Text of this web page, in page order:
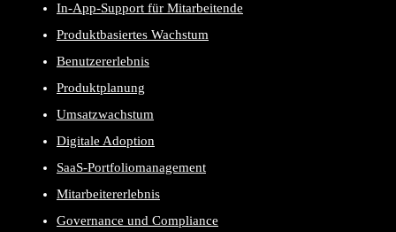
In-App-Support für Mitarbeitende
Produktbasiertes Wachstum
Benutzererlebnis
Produktplanung
Umsatzwachstum
Digitale Adoption
SaaS-Portfoliomanagement
Mitarbeitererlebnis
Governance und Compliance